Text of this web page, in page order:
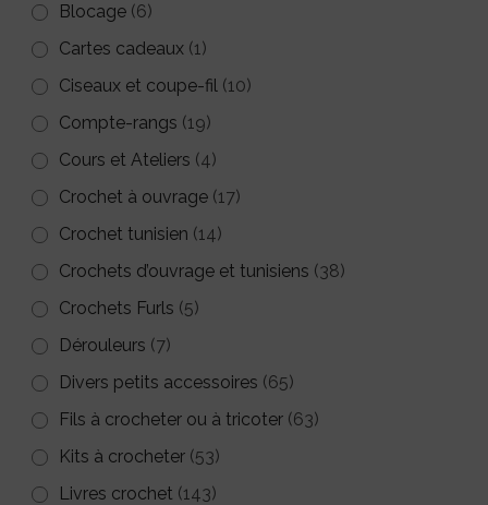
Blocage (6)
Cartes cadeaux (1)
Ciseaux et coupe-fil (10)
Compte-rangs (19)
Cours et Ateliers (4)
Crochet à ouvrage (17)
Crochet tunisien (14)
Crochets d’ouvrage et tunisiens (38)
Crochets Furls (5)
Dérouleurs (7)
Divers petits accessoires (65)
Fils à crocheter ou à tricoter (63)
Kits à crocheter (53)
Livres crochet (143)